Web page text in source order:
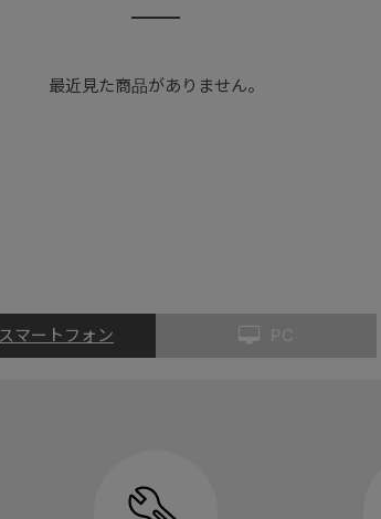
最近見た商品がありません。
スマートフォン PC